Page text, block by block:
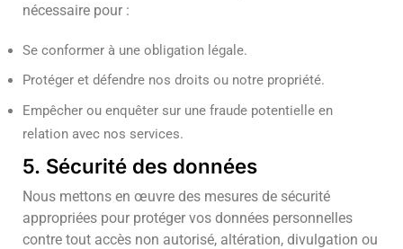
nécessaire pour :
Se conformer à une obligation légale.
Protéger et défendre nos droits ou notre propriété.
Empêcher ou enquêter sur une fraude potentielle en
relation avec nos services.
5. Sécurité des données
Nous mettons en œuvre des mesures de sécurité
appropriées pour protéger vos données personnelles
contre tout accès non autorisé, altération, divulgation ou